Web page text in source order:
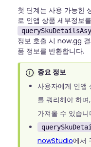
첫 단계는 사용 가능한
로 인앱 상품 세부정보
정보 호출 시 now.gg
품 정보를 반환합니다.
중요 정보
사용자에게 인앱
를 쿼리해야 하
가져올 수 있습니
nowStudio에서